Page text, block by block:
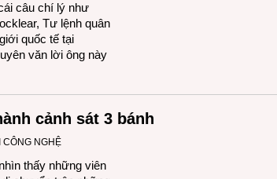
câu chí lý như
Tư lệnh quân
quốc tế tại
văn lời ông này
cảnh sát 3 bánh
CÔNG NGHỆ
thấy những viên